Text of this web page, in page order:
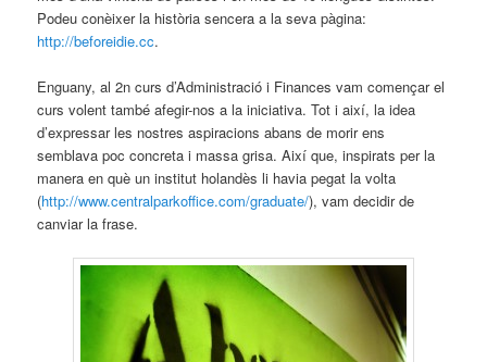
Podeu conèixer la història sencera a la seva pàgina:
http://beforeidie.cc.
Enguany, al 2n curs d’Administració i Finances vam començar el
curs volent també afegir-nos a la iniciativa. Tot i així, la idea
d’expressar les nostres aspiracions abans de morir ens
semblava poc concreta i massa grisa. Així que, inspirats per la
manera en què un institut holandès li havia pegat la volta
(http://www.centralparkoffice.com/graduate/), vam decidir de
canviar la frase.